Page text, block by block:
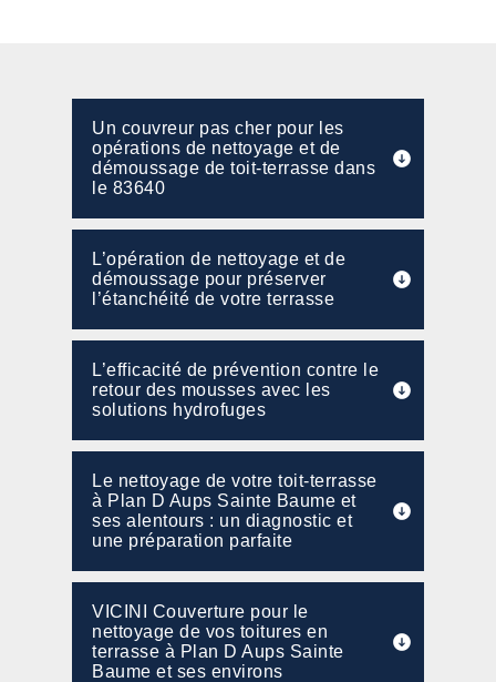
Un couvreur pas cher pour les
opérations de nettoyage et de
démoussage de toit-terrasse dans
le 83640
L’opération de nettoyage et de
démoussage pour préserver
l’étanchéité de votre terrasse
L’efficacité de prévention contre le
retour des mousses avec les
solutions hydrofuges
Le nettoyage de votre toit-terrasse
à Plan D Aups Sainte Baume et
ses alentours : un diagnostic et
une préparation parfaite
VICINI Couverture pour le
nettoyage de vos toitures en
terrasse à Plan D Aups Sainte
Baume et ses environs